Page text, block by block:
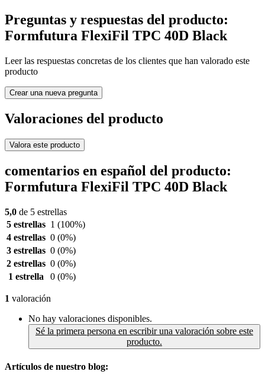
Preguntas y respuestas del producto:
Formfutura FlexiFil TPC 40D Black
Leer las respuestas concretas de los clientes que han valorado este
producto
Crear una nueva pregunta
Valoraciones del producto
Valora este producto
comentarios en español del producto:
Formfutura FlexiFil TPC 40D Black
5,0 de 5 estrellas
5 estrellas 1 (100%)
4 estrellas 0 (0%)
3 estrellas 0 (0%)
2 estrellas 0 (0%)
1 estrella
0 (0%)
1 valoración
No hay valoraciones disponibles.
Sé la primera persona en escribir una valoración sobre este
producto.
Artículos de nuestro blog: